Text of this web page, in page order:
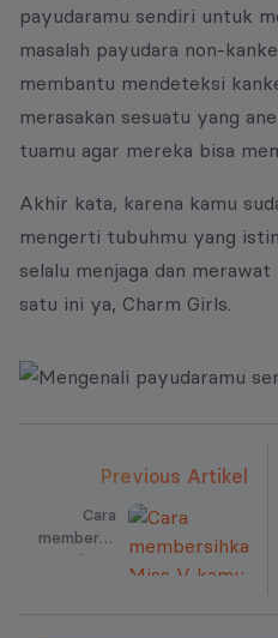
payudaramu sendiri untuk
masalah payudara non-
membantu mendeteksi
merasakan sesuatu yang
tuamu agar mereka bisa
Akhir kata, karena kamu
mengerti tubuhmu yang
selalu menjaga dan
satu ini ya, Charm Girls.
Previous Artikel
Cara
membersihkan
Miss V